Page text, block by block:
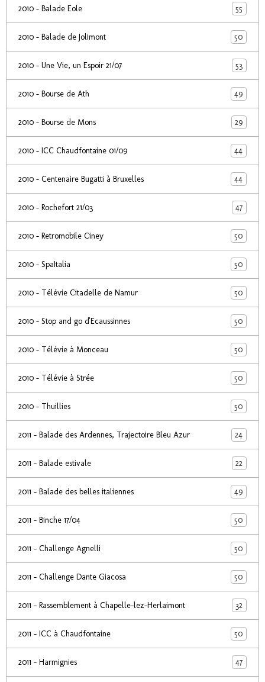
2010 - Balade Eole 55
2010 - Balade de Jolimont 50
2010 - Une Vie, un Espoir 21/07 53
2010 - Bourse de Ath 49
2010 - Bourse de Mons 29
2010 - ICC Chaudfontaine 01/09 44
2010 - Centenaire Bugatti à Bruxelles 44
2010 - Rochefort 21/03 47
2010 - Retromobile Ciney 50
2010 - SpaItalia 50
2010 - Télévie Citadelle de Namur 50
2010 - Stop and go d'Ecaussinnes 50
2010 - Télévie à Monceau 50
2010 - Télévie à Strée 50
2010 - Thuillies 50
2011 - Balade des Ardennes, Trajectoire Bleu Azur 24
2011 - Balade estivale 22
2011 - Balade des belles italiennes 49
2011 - Binche 17/04 50
2011 - Challenge Agnelli 50
2011 - Challenge Dante Giacosa 50
2011 - Rassemblement à Chapelle-lez-Herlaimont 32
2011 - ICC à Chaudfontaine 50
2011 - Harmignies 47